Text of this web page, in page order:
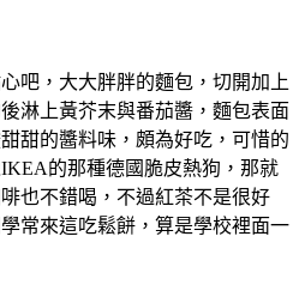
吧，大大胖胖的麵包，切開加上
淋上黃芥末與番茄醬，麵包表面
甜的醬料味，頗為好吃，可惜的
的那種德國脆皮熱狗，那就
也不錯喝，不過紅茶不是很好
常來這吃鬆餅，算是學校裡面一